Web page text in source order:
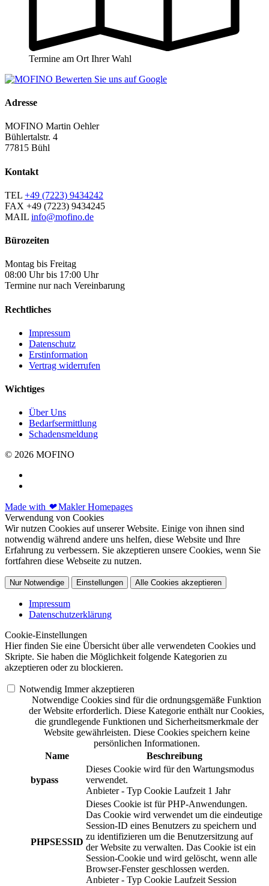
Termine am Ort Ihrer Wahl
Adresse
MOFINO Martin Oehler
Bühlertalstr. 4
77815 Bühl
Kontakt
TEL +49 (7223) 9434242
FAX +49 (7223) 9434245
MAIL info@mofino.de
Bürozeiten
Montag bis Freitag
08:00 Uhr bis 17:00 Uhr
Termine nur nach Vereinbarung
Rechtliches
Impressum
Datenschutz
Erstinformation
Vertrag widerrufen
Wichtiges
Über Uns
Bedarfsermittlung
Schadensmeldung
© 2026 MOFINO
Made with ❤Makler Homepages
Verwendung von Cookies
Wir nutzen Cookies auf unserer Website. Einige von ihnen sind
notwendig während andere uns helfen, diese Website und Ihre
Erfahrung zu verbessern. Sie akzeptieren unsere Cookies, wenn Sie
fortfahren diese Webseite zu nutzen.
Nur Notwendige Einstellungen Alle Cookies akzeptieren
Impressum
Datenschutzerklärung
Cookie-Einstellungen
Hier finden Sie eine Übersicht über alle verwendeten Cookies und
Skripte. Sie haben die Möglichkeit folgende Kategorien zu
akzeptieren oder zu blockieren.
Notwendig Immer akzeptieren
Notwendige Cookies sind für die ordnungsgemäße Funktion
der Website erforderlich. Diese Kategorie enthält nur Cookies,
die grundlegende Funktionen und Sicherheitsmerkmale der
Website gewährleisten. Diese Cookies speichern keine
persönlichen Informationen.
Name
Beschreibung
bypass
Dieses Cookie wird für den Wartungsmodus
verwendet.
Anbieter - Typ Cookie Laufzeit 1 Jahr
PHPSESSID
Dieses Cookie ist für PHP-Anwendungen.
Das Cookie wird verwendet um die eindeutige
Session-ID eines Benutzers zu speichern und
zu identifizieren um die Benutzersitzung auf
der Website zu verwalten. Das Cookie ist ein
Session-Cookie und wird gelöscht, wenn alle
Browser-Fenster geschlossen werden.
Anbieter - Typ Cookie Laufzeit Session